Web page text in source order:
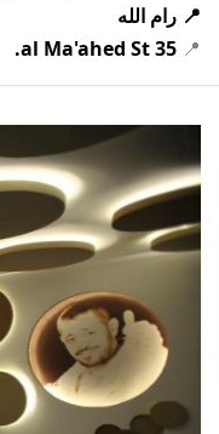
📍 رام الله
📍
35 al Ma'ahed St.